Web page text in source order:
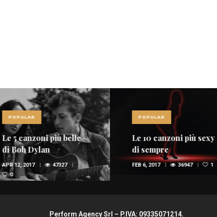
POPULAR
Le 10 canzoni più sexy
di sempre
FEB 6, 2017 36947 1
POPULAR
Red Power, nel
della musica
spopolano i rossi
OTT 29, 2015
35662
Perform Agency Srl – P.IVA: 09335071214.